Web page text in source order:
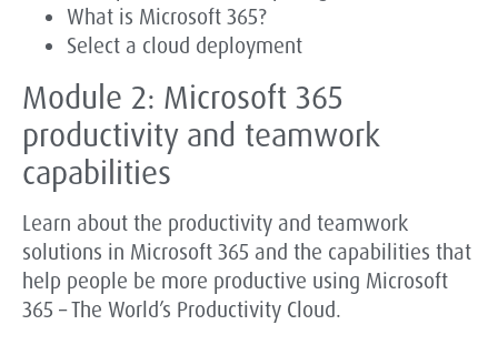
What is Microsoft 365?
Select a cloud deployment
Module 2: Microsoft 365
productivity and teamwork
capabilities
Learn about the productivity and teamwork
solutions in Microsoft 365 and the capabilities that
help people be more productive using Microsoft
365 – The World’s Productivity Cloud.